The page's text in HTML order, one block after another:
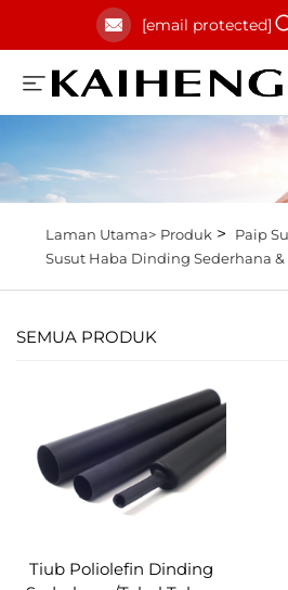
[email protected]
Laman Utama> Produk> Paip
Susut Haba Dinding Sederhana &
SEMUA PRODUK
Tiub Poliolefin Dinding